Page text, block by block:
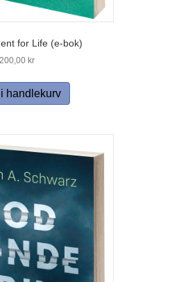
for Life (e-bok)
200,00 kr
handlekurv